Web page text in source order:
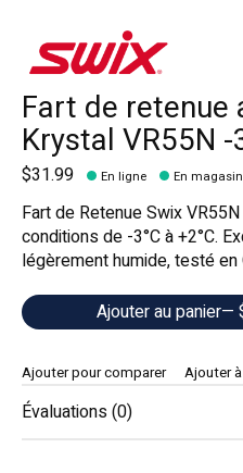
Fart de retenue
Krystal VR55N
$31.99 En ligne En magasin
Fart de Retenue Swix
conditions de -3°C à +2°C.
légèrement humide, testé en
Ajouter au panier
Ajouter pour comparer Ajouter
Évaluations (0)